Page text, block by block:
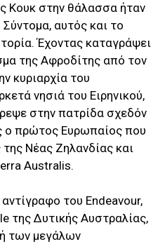
Κουκ στην θάλασσα ήταν
αυτός και το
Έχοντας καταγράψει
της Αφροδίτης από τον
κυριαρχία του
νησιά του Ειρηνικού,
στην πατρίδα σχεδόν
ο πρώτος Ευρωπαίος που
Νέας Ζηλανδίας και
Αustralis.
του Endeavour,
της Δυτικής Αυστραλίας,
των μεγάλων